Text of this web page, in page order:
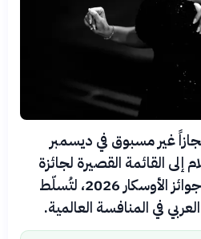
غير مسبوق في ديسمبر
إلى القائمة القصيرة لجائزة
أفضل فيلم دولي ضمن جوائز الأوسكار 2026، لتُسلّط
في المنافسة العالمية.